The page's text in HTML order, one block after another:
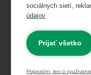
Cena od - do:
Skladom
Ložiská a
Vložky, linery
sociálnych sietí,
údajov
Prijať všetko
Poprosím, len o